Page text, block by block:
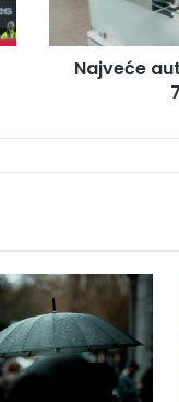
u
u
i
H
p
r
i
h
Najveće